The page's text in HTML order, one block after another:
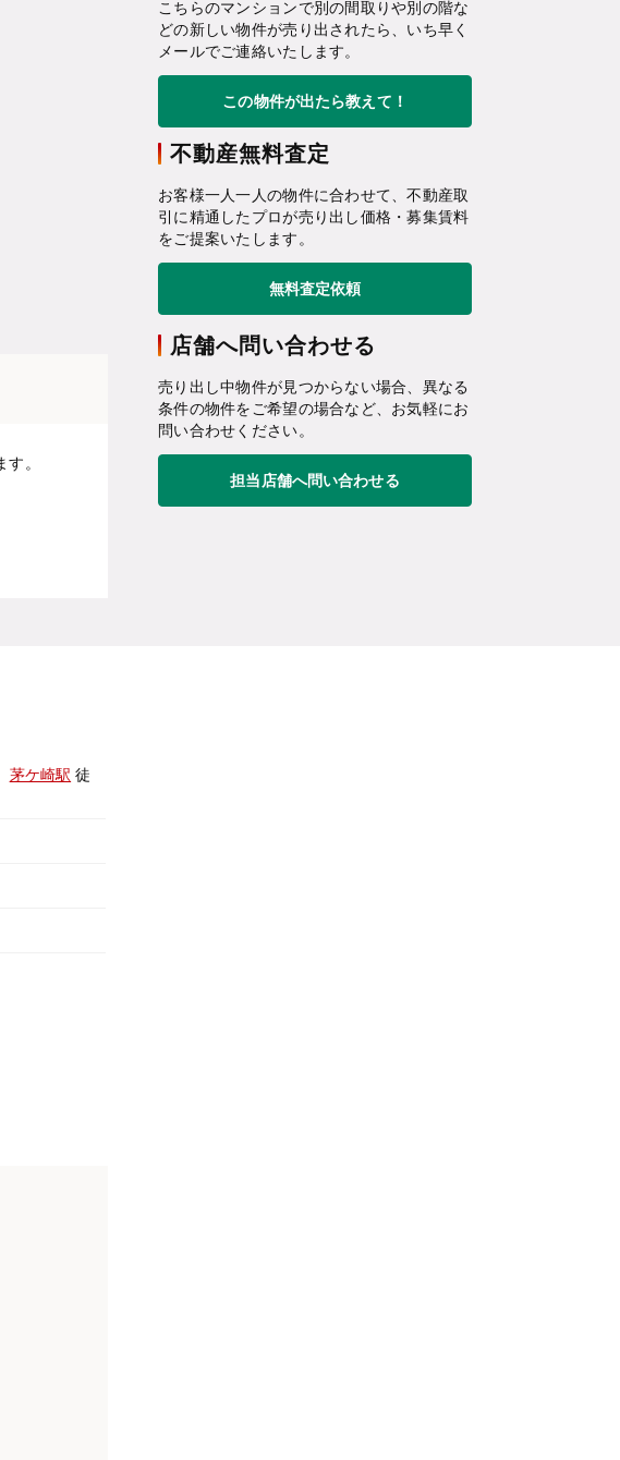
。
茅ケ崎駅 徒
こちらのマンションで別の間取りや別の階な
どの新しい物件が売り出されたら、いち早く
メールでご連絡いたします。
この物件が出たら教えて！
不動産無料査定
お客様一人一人の物件に合わせて、不動産取
引に精通したプロが売り出し価格・募集賃料
をご提案いたします。
無料査定依頼
店舗へ問い合わせる
売り出し中物件が見つからない場合、異なる
条件の物件をご希望の場合など、お気軽にお
問い合わせください。
担当店舗へ問い合わせる